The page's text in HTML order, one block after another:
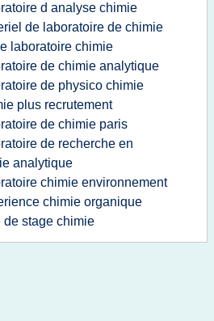
d analyse chimie
de laboratoire de chimie
laboratoire chimie
de chimie analytique
de physico chimie
plus recrutement
de chimie paris
de recherche en
analytique
chimie environnement
chimie organique
de stage chimie